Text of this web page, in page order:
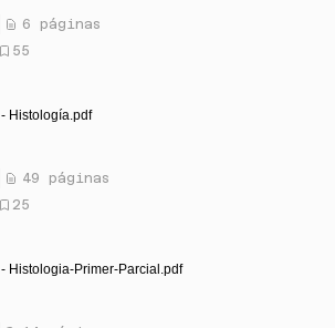
6 páginas
55
- Histología.pdf
49 páginas
25
- Histologia-Primer-Parcial.pdf